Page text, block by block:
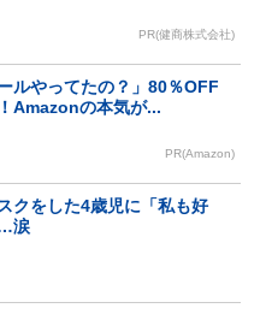
PR(健商株式会社)
ルやってたの？」80％OFF
Amazonの本気が...
PR(Amazon)
クをした4歳児に「私も好
涙